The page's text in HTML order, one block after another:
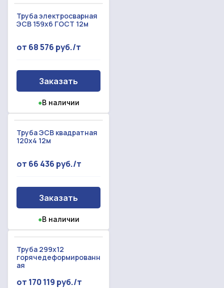
Труба электросварная
ЭСВ 159х6 ГОСТ 12м
от 68 576 руб./т
Заказать
●В наличии
Труба ЭСВ квадратная
120x4 12м
от 66 436 руб./т
Заказать
●В наличии
Труба 299x12
горячедеформированн
ая
от 170 119 руб./т